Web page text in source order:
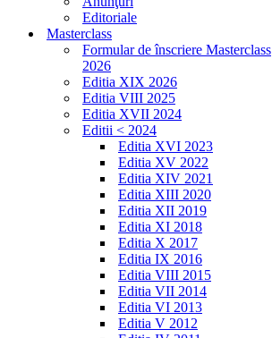
Editoriale
Masterclass
Formular de înscriere Masterclass
2026
Editia XIX 2026
Editia VIII 2025
Editia XVII 2024
Editii < 2024
Editia XVI 2023
Editia XV 2022
Editia XIV 2021
Editia XIII 2020
Editia XII 2019
Editia XI 2018
Editia X 2017
Editia IX 2016
Editia VIII 2015
Editia VII 2014
Editia VI 2013
Editia V 2012